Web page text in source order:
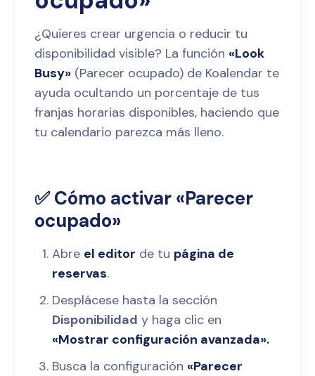
¿Quieres crear urgencia o reducir tu
disponibilidad visible? La función «Look
Busy» (Parecer ocupado) de Koalendar te
ayuda ocultando un porcentaje de tus
franjas horarias disponibles, haciendo que
tu calendario parezca más lleno.
✅ Cómo activar «Parecer
ocupado»
Abre el editor de tu página de
reservas.
Desplácese hasta la sección
Disponibilidad y haga clic en
«Mostrar configuración avanzada».
Busca la configuración «Parecer